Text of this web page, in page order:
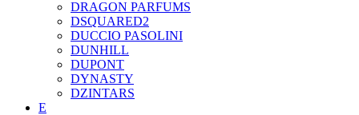
DRAGON PARFUMS
DSQUARED2
DUCCIO PASOLINI
DUNHILL
DUPONT
DYNASTY
DZINTARS
E